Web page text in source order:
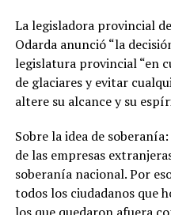
La legisladora provincial
Odarda anunció “la
legislatura provincial “en
de glaciares y evitar
altere su alcance y su
Sobre la idea de
de las empresas
soberanía nacional. Por
todos los ciudadanos que